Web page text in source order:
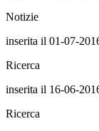
Notizie
inserita il 01-07-
Ricerca
inserita il 16-06-
Ricerca